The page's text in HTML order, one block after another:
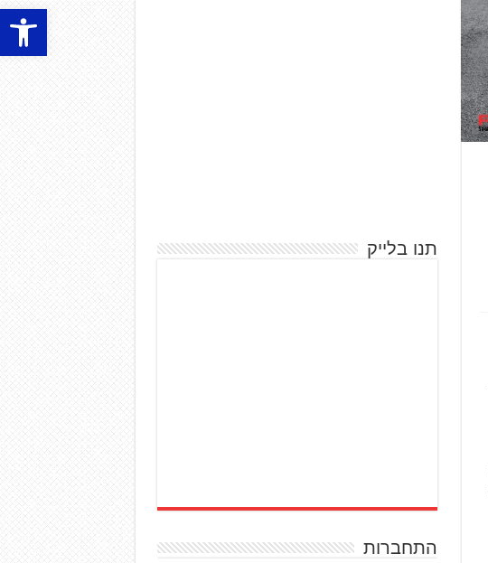
פתח
תנו בלייק
התחברות